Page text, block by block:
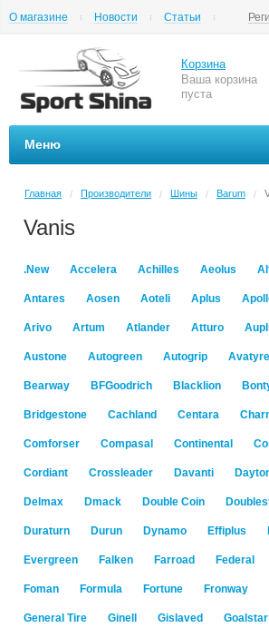
О магазине Новости
Статьи
Корзина
Ваша корзина
пуста
Меню
Главная / Производители / Шины / Barum /
Vanis
.New Accelera Achilles Aeolus
Antares Aosen Aoteli Aplus
Arivo Artum Atlander Atturo
Austone Autogreen Autogrip Avatyre
Bearway BFGoodrich Blacklion
Bridgestone Cachland Centara
Comforser Compasal Continental
Cordiant Crossleader Davanti
Delmax Dmack Double Coin
Duraturn Durun Dynamo Effiplus
Evergreen Falken Farroad Federal
Foman Formula Fortune Fronway
General Tire Ginell Gislaved Goalstar